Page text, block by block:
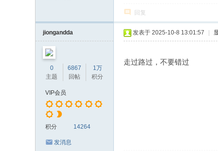
回复
jiongandda
0
主题
6867
回帖
1万
积分
VIP会员
积分 14264
发消息
发表于 2025-10-8 13:01:57
走过路过，不要错过